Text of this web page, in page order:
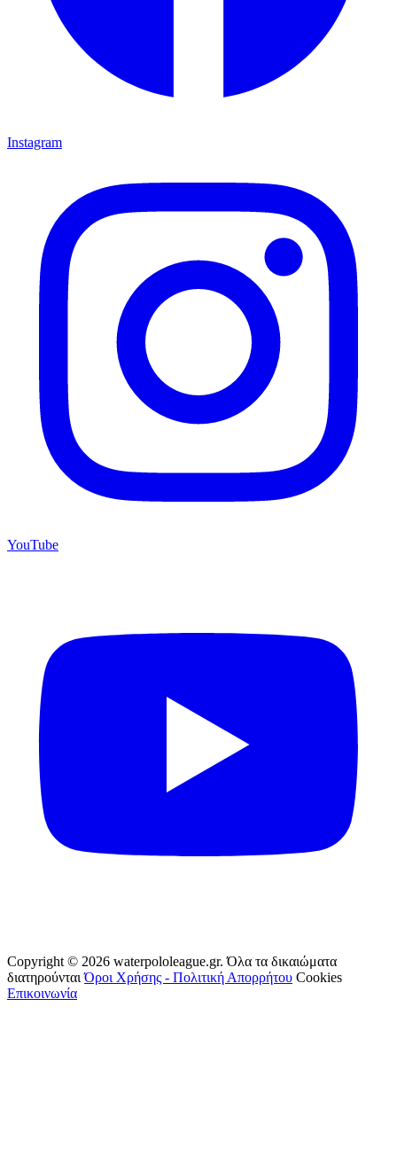
Instagram
YouTube
Copyright © 2026 waterpololeague.gr. Όλα τα δικαιώματα
διατηρούνταιΌροι Χρήσης - Πολιτική Απορρήτου Cookies
Επικοινωνία